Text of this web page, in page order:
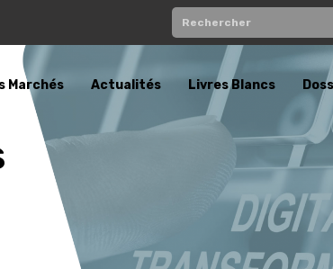
Marchés Actualités Livres Blancs